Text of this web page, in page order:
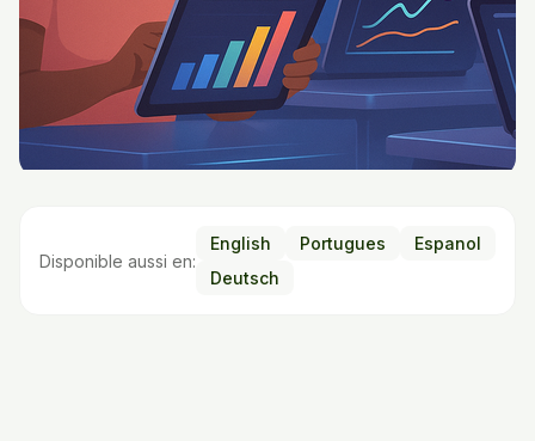
Disponible aussi en:
English Portugues
Espanol
Deutsch